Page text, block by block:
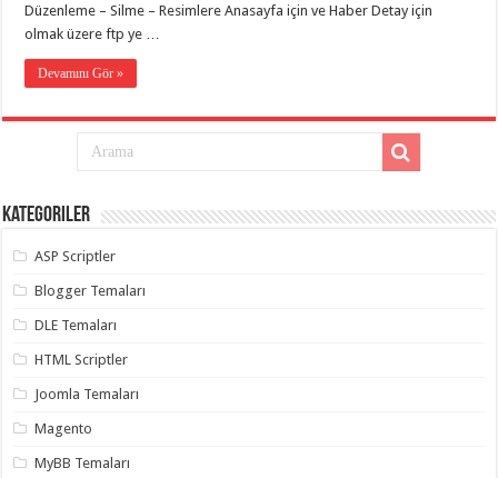
taşımacılık,
gaziantep
taşımacılık,
evden
taşımacılık,
gaziantep
taşıma,
evden
taşımacılık,
gaziantep
organizasyon
gaziantep
organizasyon,
gaziantep
organizasyon
gaziantep
gaziantep
Düzenleme – Silme – Resimlere Anasayfa için ve Haber Detay için
olmak üzere ftp ye …
Devamını Gör »
Kategoriler
ASP Scriptler
Blogger Temaları
DLE Temaları
HTML Scriptler
Joomla Temaları
Magento
MyBB Temaları